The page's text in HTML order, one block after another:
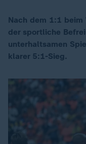
Nach dem 1:1
der sportliche
unterhaltsamen
klarer 5:1-Sieg.